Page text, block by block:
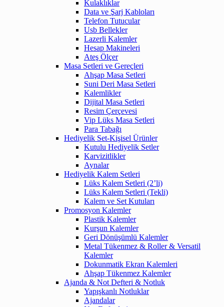
Kulaklıklar
Data ve Şarj Kabloları
Telefon Tutucular
Usb Bellekler
Lazerli Kalemler
Hesap Makineleri
Ateş Ölçer
Masa Setleri ve Gereçleri
Ahşap Masa Setleri
Suni Deri Masa Setleri
Kalemlikler
Dijital Masa Setleri
Resim Çerçevesi
Vip Lüks Masa Setleri
Para Tabağı
Hediyelik Set-Kişisel Ürünler
Kutulu Hediyelik Setler
Karvizitlikler
Aynalar
Hediyelik Kalem Setleri
Lüks Kalem Setleri (2’li)
Lüks Kalem Setleri (Tekli)
Kalem ve Set Kutuları
Promosyon Kalemler
Plastik Kalemler
Kurşun Kalemler
Geri Dönüşümlü Kalemler
Metal Tükenmez & Roller & Versatil
Kalemler
Dokunmatik Ekran Kalemleri
Ahşap Tükenmez Kalemler
Ajanda & Not Defteri & Notluk
Yapışkanlı Notluklar
Ajandalar